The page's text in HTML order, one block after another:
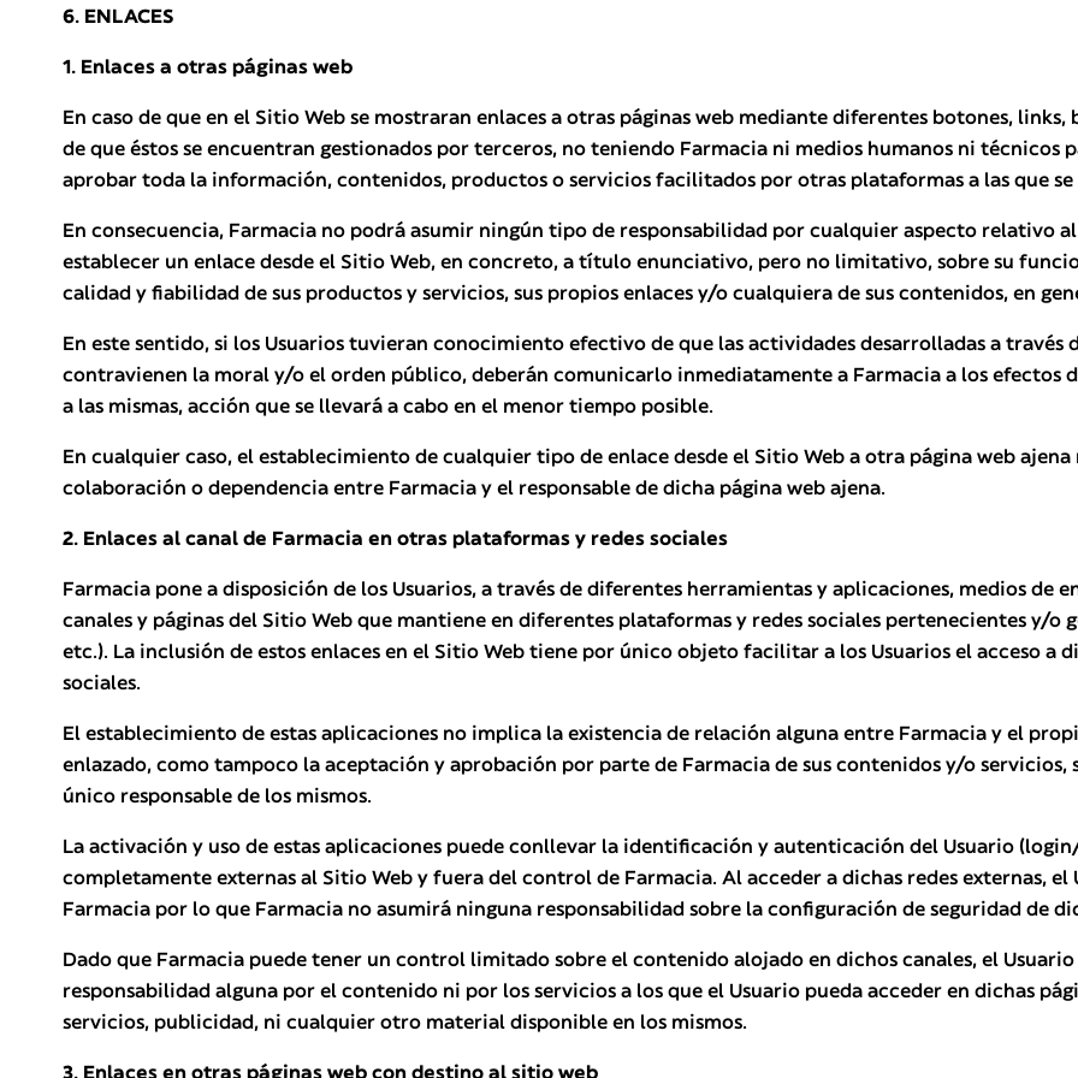
6. ENLACES
1. Enlaces a otras páginas web
En caso de que en el Sitio Web se mostraran enlaces a otras páginas web mediante diferentes botones,
de que éstos se encuentran gestionados por terceros, no teniendo Farmacia ni medios humanos ni
aprobar toda la información, contenidos, productos o servicios facilitados por otras plataformas a las que se
En consecuencia, Farmacia no podrá asumir ningún tipo de responsabilidad por cualquier aspecto relativo
establecer un enlace desde el Sitio Web, en concreto, a título enunciativo, pero no limitativo, sobre su
calidad y fiabilidad de sus productos y servicios, sus propios enlaces y/o cualquiera de sus contenidos, en
En este sentido, si los Usuarios tuvieran conocimiento efectivo de que las actividades desarrolladas a través
contravienen la moral y/o el orden público, deberán comunicarlo inmediatamente a Farmacia a los efectos
a las mismas, acción que se llevará a cabo en el menor tiempo posible.
En cualquier caso, el establecimiento de cualquier tipo de enlace desde el Sitio Web a otra página web
colaboración o dependencia entre Farmacia y el responsable de dicha página web ajena.
2. Enlaces al canal de Farmacia en otras plataformas y redes sociales
Farmacia pone a disposición de los Usuarios, a través de diferentes herramientas y aplicaciones, medios de
canales y páginas del Sitio Web que mantiene en diferentes plataformas y redes sociales pertenecientes y/o
etc.). La inclusión de estos enlaces en el Sitio Web tiene por único objeto facilitar a los Usuarios el acceso a
sociales.
El establecimiento de estas aplicaciones no implica la existencia de relación alguna entre Farmacia y el
enlazado, como tampoco la aceptación y aprobación por parte de Farmacia de sus contenidos y/o
único responsable de los mismos.
La activación y uso de estas aplicaciones puede conllevar la identificación y autenticación del Usuario
completamente externas al Sitio Web y fuera del control de Farmacia. Al acceder a dichas redes externas,
Farmacia por lo que Farmacia no asumirá ninguna responsabilidad sobre la configuración de seguridad de
Dado que Farmacia puede tener un control limitado sobre el contenido alojado en dichos canales, el
responsabilidad alguna por el contenido ni por los servicios a los que el Usuario pueda acceder en dichas
servicios, publicidad, ni cualquier otro material disponible en los mismos.
3. Enlaces en otras páginas web con destino al sitio web